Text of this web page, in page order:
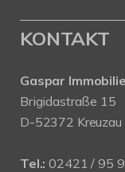
KONTAKT
Gaspar
Brigidastraße 15
D-52372 Kreuzau
Tel.: 02421 / 95